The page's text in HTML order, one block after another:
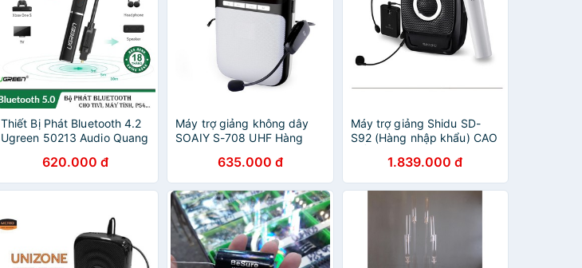
Thiết Bị Phát Bluetooth 4.2
Ugreen 50213 Audio Quang
620.000 đ
Máy trợ giảng không dây
SOAIY S-708 UHF Hàng
635.000 đ
Máy trợ giảng Shidu SD-
S92 (Hàng nhập khẩu) CAO
1.839.000 đ